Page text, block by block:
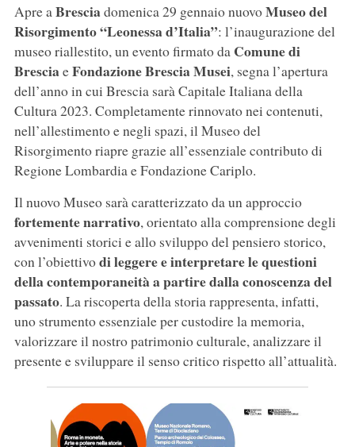
Apre aBresciadomenica 29 gennaio nuovoMuseo del
Risorgimento “Leonessa d’Italia”: l’inaugurazione del
museo riallestito, un evento firmato da Comune di
BresciaeFondazione Brescia Musei, segna l’apertura
dell’anno in cui Brescia sarà Capitale Italiana della
Cultura 2023. Completamente rinnovato nei contenuti,
nell’allestimento e negli spazi, il Museo del
Risorgimento riapre grazie all’essenziale contributo di
Regione Lombardia e Fondazione Cariplo.
Il nuovo Museo sarà caratterizzato da un approccio
fortemente narrativo, orientato alla comprensione degli
avvenimenti storici e allo sviluppo del pensiero storico,
con l’obiettivodi leggere e interpretare le questioni
della contemporaneità a partire dalla conoscenza del
passato. La riscoperta della storia rappresenta, infatti,
uno strumento essenziale per custodire la memoria,
valorizzare il nostro patrimonio culturale, analizzare il
presente e sviluppare il senso critico rispetto all’attualità.